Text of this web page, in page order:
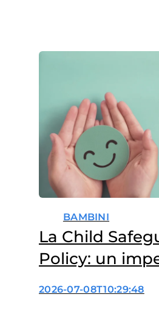
BAMBINI
La Child
Policy: un
concreto a
2026-07-08T10:29:48